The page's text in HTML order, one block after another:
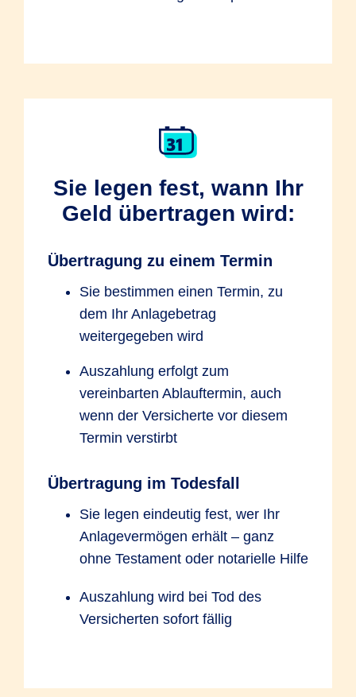
Sie legen fest, wann Ihr
Geld übertragen wird:
Übertragung zu einem Termin
Sie bestimmen einen Termin, zu
dem Ihr Anlagebetrag
weitergegeben wird
Auszahlung erfolgt zum
vereinbarten Ablauftermin, auch
wenn der Versicherte vor diesem
Termin verstirbt
Übertragung im Todesfall
Sie legen eindeutig fest, wer Ihr
Anlagevermögen erhält – ganz
ohne Testament oder notarielle Hilfe
Auszahlung wird bei Tod des
Versicherten sofort fällig